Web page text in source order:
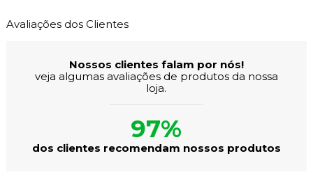
Avaliações dos Clientes
Nossos clientes falam por nós!
veja algumas avaliações de produtos da nossa
loja.
97%
dos clientes recomendam nossos produtos